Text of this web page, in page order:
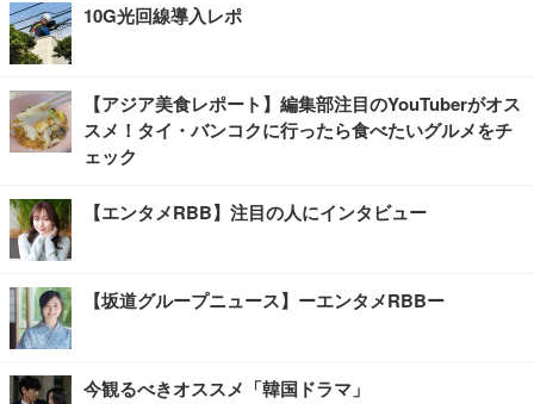
10G光回線導入レポ
【アジア美食レポート】編集部注目のYouTuberがオス
スメ！タイ・バンコクに行ったら食べたいグルメをチ
ェック
【エンタメRBB】注目の人にインタビュー
【坂道グループニュース】ーエンタメRBBー
今観るべきオススメ「韓国ドラマ」